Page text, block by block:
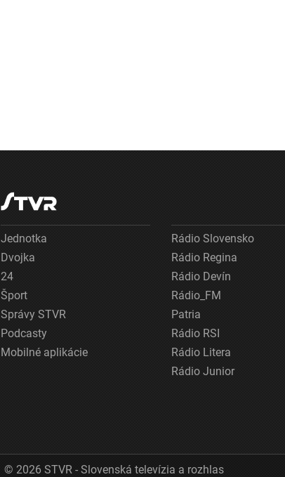
Jednotka
Dvojka
24
Šport
Správy STVR
Podcasty
Mobilné aplikácie
Rádio Slovensko
Rádio Regina
Rádio Devín
Rádio_FM
Patria
Rádio RSI
Rádio Litera
Rádio Junior
© 2026 STVR - Slovenská televízia a rozhlas